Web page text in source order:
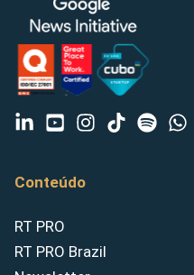
Conteúdo
RT PRO
RT PRO Brazil